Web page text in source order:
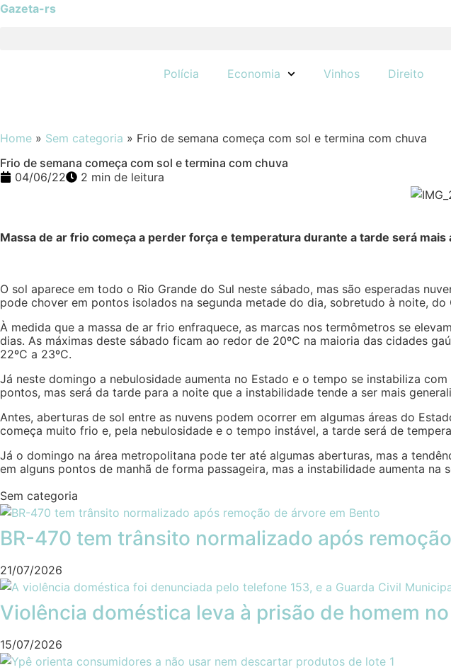
Gazeta-rs
Polícia Economia Vinhos Direito
Home » Sem categoria » Frio de semana começa com sol e termina com chuva
Frio de semana começa com sol e termina com chuva
04/06/22
2 min de leitura
Massa de ar frio começa a perder força e temperatura durante a tarde será
O sol aparece em todo o Rio Grande do Sul neste sábado, mas são esperadas
pode chover em pontos isolados na segunda metade do dia, sobretudo à noite,
À medida que a massa de ar frio enfraquece, as marcas nos termômetros se
dias. As máximas deste sábado ficam ao redor de 20ºC na maioria das cidades
22ºC a 23ºC.
Já neste domingo a nebulosidade aumenta no Estado e o tempo se instabiliza
pontos, mas será da tarde para a noite que a instabilidade tende a ser mais
Antes, aberturas de sol entre as nuvens podem ocorrer em algumas áreas do
começa muito frio e, pela nebulosidade e o tempo instável, a tarde será de
Já o domingo na área metropolitana pode ter até algumas aberturas, mas a
em alguns pontos de manhã de forma passageira, mas a instabilidade aumenta
Sem categoria
BR-470 tem trânsito normalizado após
21/07/2026
Violência doméstica leva à prisão de homem
15/07/2026